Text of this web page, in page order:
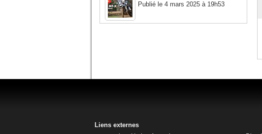
Publié le 4 mars 2025 à 19h53
Liens externes